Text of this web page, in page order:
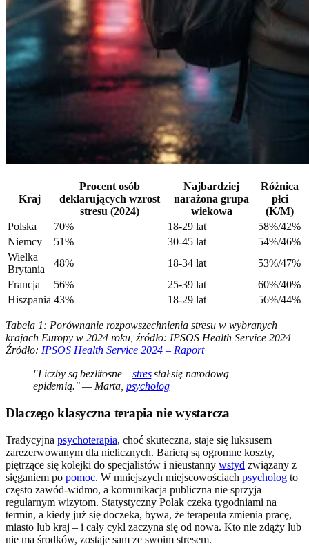
Kraj
Procent osób
deklarujących wzrost
stresu (2024)
Najbardziej
narażona grupa
wiekowa
Różnica
płci
(K/M)
Polska
70% 18-29 lat
58%/42%
Niemcy
51% 30-45 lat
54%/46%
Wielka
Brytania
48% 18-34 lat
53%/47%
Francja
56% 25-39 lat
60%/40%
Hiszpania 43% 18-29 lat 56%/44%
Tabela 1: Porównanie rozpowszechnienia stresu w wybranych
krajach Europy w 2024 roku, źródło: IPSOS Health Service 2024
Źródło: IPSOS Health Service 2024 – Raport
"Liczby są bezlitosne –stresstał się narodową
epidemią." — Marta, psycholog
Dlaczego klasyczna terapia nie wystarcza
Tradycyjna psychoterapia, choć skuteczna, staje się luksusem
zarezerwowanym dla nielicznych. Barierą są ogromne koszty,
piętrzące się kolejki do specjalistów i nieustanny wstyd związany z
sięganiem po pomoc. W mniejszych miejscowościach psycholog to
często zawód-widmo, a komunikacja publiczna nie sprzyja
regularnym wizytom. Statystyczny Polak czeka tygodniami na
termin, a kiedy już się doczeka, bywa, że terapeuta zmienia pracę,
miasto lub kraj – i cały cykl zaczyna się od nowa. Kto nie zdąży lub
nie ma środków, zostaje sam ze swoim stresem.